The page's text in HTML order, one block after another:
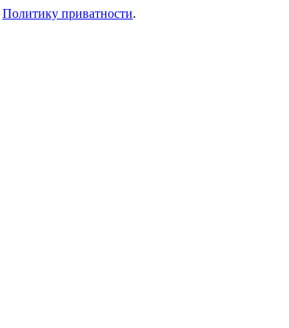
Политику приватности.